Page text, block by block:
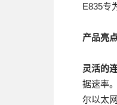
E835专
产品亮
灵活的
据速率
尔以太